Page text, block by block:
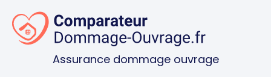
Assurance dommage ouvrage